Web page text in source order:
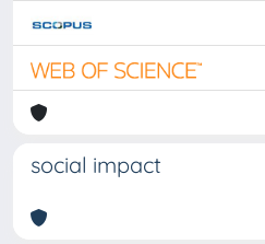
social impact